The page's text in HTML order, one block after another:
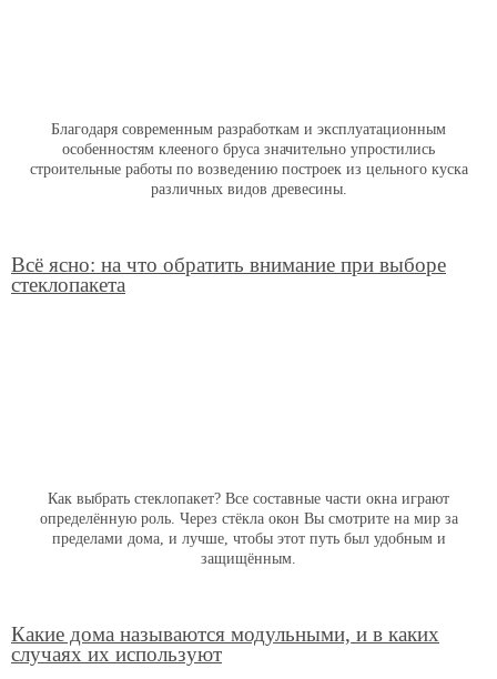
Благодаря современным разработкам и эксплуатационным
особенностям клееного бруса значительно упростились
строительные работы по возведению построек из цельного куска
различных видов древесины.
Всё ясно: на что обратить внимание при выборе
стеклопакета
Как выбрать стеклопакет? Все составные части окна играют
определённую роль. Через стёкла окон Вы смотрите на мир за
пределами дома, и лучше, чтобы этот путь был удобным и
защищённым.
Какие дома называются модульными, и в каких
случаях их используют